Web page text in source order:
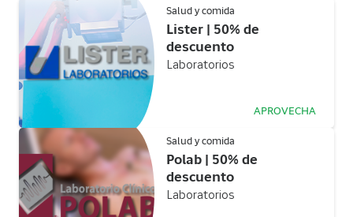
Salud y comida
Lister | 50% de
descuento
Laboratorios
APROVECHA
Salud y comida
Polab | 50% de
descuento
Laboratorios